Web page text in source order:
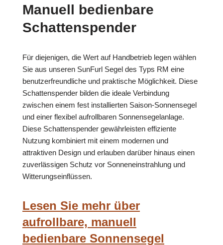
Manuell bedienbare
Schattenspender
Für diejenigen, die Wert auf Handbetrieb legen wählen
Sie aus unseren SunFurl Segel des Typs RM eine
benutzerfreundliche und praktische Möglichkeit. Diese
Schattenspender bilden die ideale Verbindung
zwischen einem fest installierten Saison-Sonnensegel
und einer flexibel aufrollbaren Sonnensegelanlage.
Diese Schattenspender gewährleisten effiziente
Nutzung kombiniert mit einem modernen und
attraktiven Design und erlauben darüber hinaus einen
zuverlässigen Schutz vor Sonneneinstrahlung und
Witterungseinflüssen.
Lesen Sie mehr über
aufrollbare, manuell
bedienbare Sonnensegel